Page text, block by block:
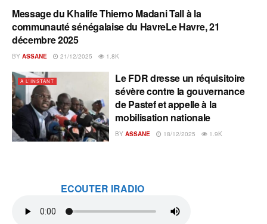
A L'INSTANT
Message du Khalife Thierno Madani Tall à la
communauté sénégalaise du HavreLe Havre, 21
décembre 2025
BY ASSANE 21/12/2025 1.8K
A L'INSTANT
Le FDR dresse un réquisitoire
sévère contre la gouvernance
de Pastef et appelle à la
mobilisation nationale
BY ASSANE 18/12/2025 1.9K
ECOUTER IRADIO